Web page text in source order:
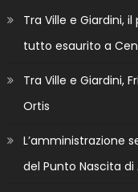
Tra Ville e Giardini,
tutto esaurito a
Tra Ville e Giardini,
Ortis
L’amministrazione
del Punto Nascita di